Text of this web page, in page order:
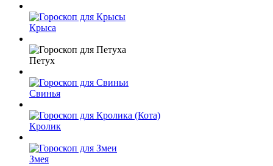
Крыса
Петух
Свинья
Кролик
Змея